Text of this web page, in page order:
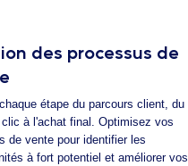
des processus de
étape du parcours client, du
clic à l'achat final. Optimisez vos
de vente pour identifier les
à fort potentiel et améliorer vos